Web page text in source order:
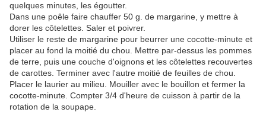
quelques minutes, les égoutter.
Dans une poêle faire chauffer 50 g. de margarine, y mettre à
dorer les côtelettes. Saler et poivrer.
Utiliser le reste de margarine pour beurrer une cocotte-minute et
placer au fond la moitié du chou. Mettre par-dessus les pommes
de terre, puis une couche d'oignons et les côtelettes recouvertes
de carottes. Terminer avec l'autre moitié de feuilles de chou.
Placer le laurier au milieu. Mouiller avec le bouillon et fermer la
cocotte-minute. Compter 3/4 d'heure de cuisson à partir de la
rotation de la soupape.